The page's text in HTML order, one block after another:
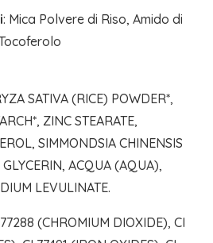
: Mica Polvere di Riso, Amido di
SATIVA (RICE) POWDER*,
ZINC STEARATE,
SIMMONDSIA CHINENSIS
ACQUA (AQUA),
LEVULINATE.
(CHROMIUM DIOXIDE), CI